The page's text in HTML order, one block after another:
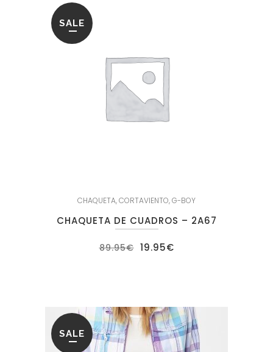
SALE
CHAQUETA,CORTAVIENTO,G-BOY
CHAQUETA DE CUADROS – 2A67
89.95€ El
precio
19.95€El
SALE